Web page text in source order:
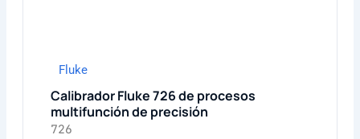
Fluke
Calibrador Fluke 726 de procesos
multifunción de precisión
726